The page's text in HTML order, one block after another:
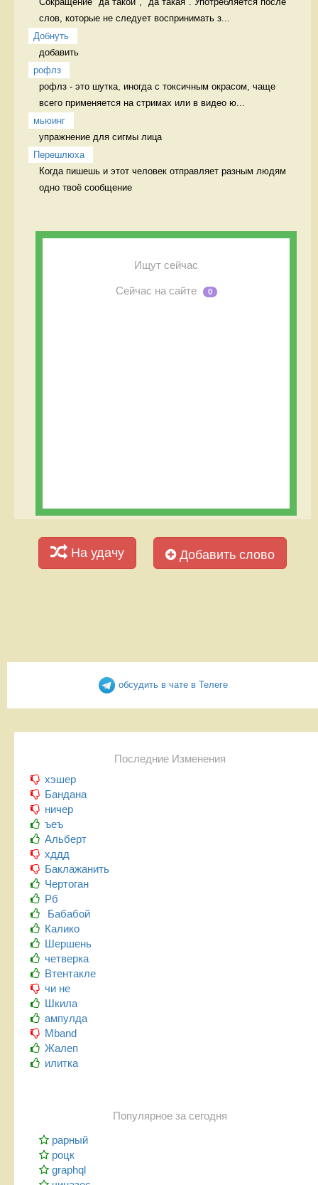
слов, которые не следует воспринимать з...
Добнуть
добавить
рофлз
рофлз - это шутка, иногда с токсичным окрасом, чаще
всего применяется на стримах или в видео ю...
мьюинг
упражнение для сигмы лица
Перешлюха
Когда пишешь и этот человек отправляет разным людям
одно твоё сообщение
Ищут сейчас
Сейчас на сайте 0
На удачу Добавить слово
обсудить в чате в Телеге
Последние Изменения
хэшер
Бандана
ничер
ъеъ
Альберт
хддд
Баклажанить
Чертоган
Рб
Бабабой
Калико
Шершень
четверка
Втентакле
чи не
Шкила
ампулда
Mband
Жалеп
илитка
Популярное за сегодня
рарный
роцк
graphql